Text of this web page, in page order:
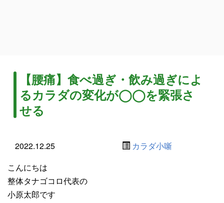
【腰痛】食べ過ぎ・飲み過ぎによ
るカラダの変化が◯◯を緊張さ
せる
2022.12.25
カラダ小噺
こんにちは
整体タナゴコロ代表の
小原太郎です